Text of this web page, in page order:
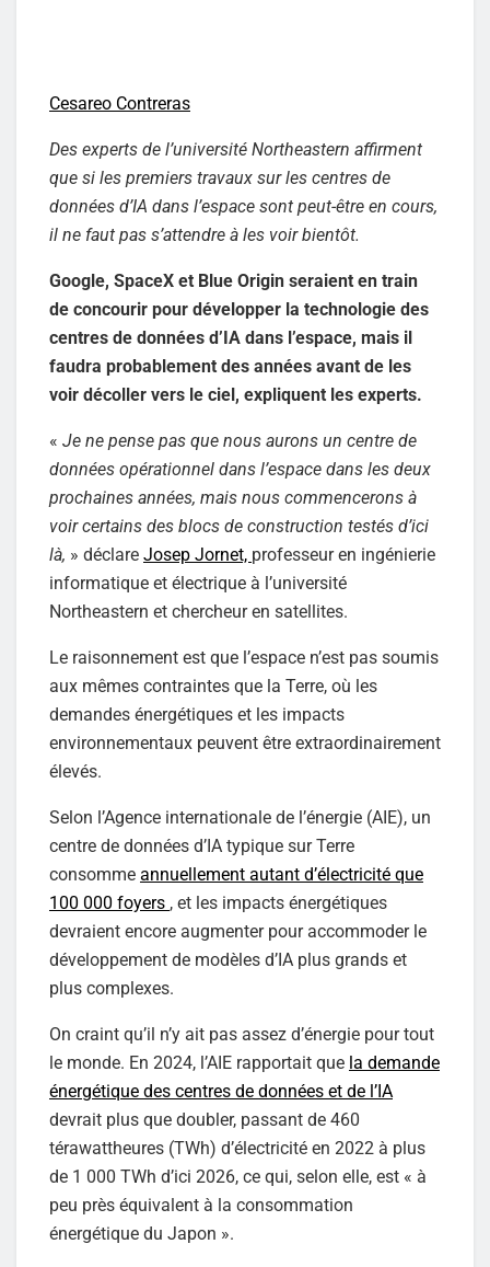
Cesareo Contreras
Des experts de l’université Northeastern affirment
que si les premiers travaux sur les centres de
données d’IA dans l’espace sont peut-être en cours,
il ne faut pas s’attendre à les voir bientôt.
Google, SpaceX et Blue Origin seraient en train
de concourir pour développer la technologie des
centres de données d’IA dans l’espace, mais il
faudra probablement des années avant de les
voir décoller vers le ciel, expliquent les experts.
« Je ne pense pas que nous aurons un centre de
données opérationnel dans l’espace dans les deux
prochaines années, mais nous commencerons à
voir certains des blocs de construction testés d’ici
là, » déclare Josep Jornet, professeur en ingénierie
informatique et électrique à l’université
Northeastern et chercheur en satellites.
Le raisonnement est que l’espace n’est pas soumis
aux mêmes contraintes que la Terre, où les
demandes énergétiques et les impacts
environnementaux peuvent être extraordinairement
élevés.
Selon l’Agence internationale de l’énergie (AIE), un
centre de données d’IA typique sur Terre
consomme annuellement autant d’électricité que
100 000 foyers , et les impacts énergétiques
devraient encore augmenter pour accommoder le
développement de modèles d’IA plus grands et
plus complexes.
On craint qu’il n’y ait pas assez d’énergie pour tout
le monde. En 2024, l’AIE rapportait que la demande
énergétique des centres de données et de l’IA
devrait plus que doubler, passant de 460
térawattheures (TWh) d’électricité en 2022 à plus
de 1 000 TWh d’ici 2026, ce qui, selon elle, est « à
peu près équivalent à la consommation
énergétique du Japon ».